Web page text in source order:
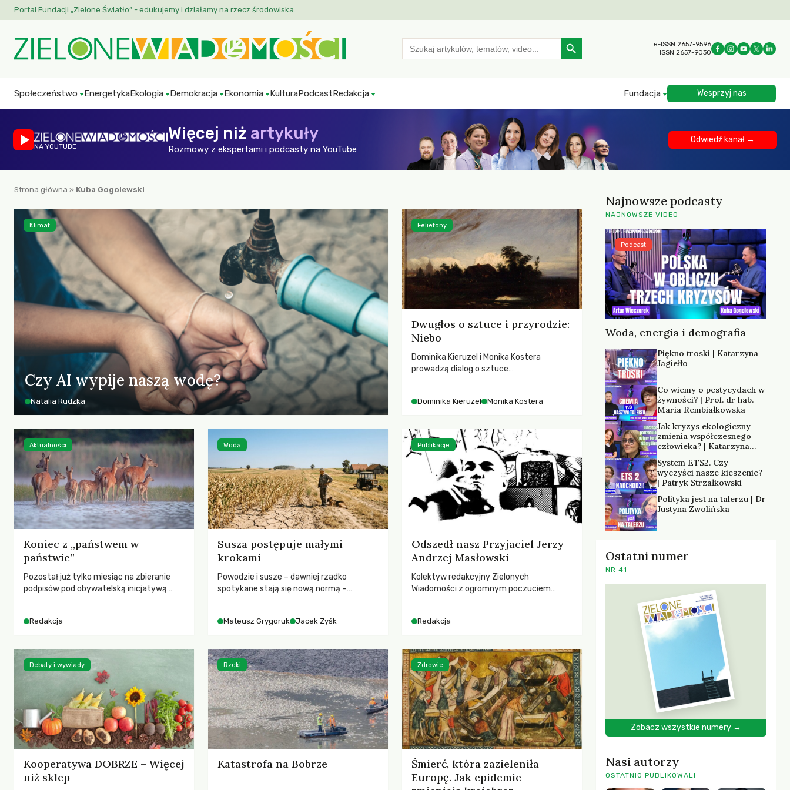
Portal Fundacji „Zielone Światło” - edukujemy i działamy na rzecz środowiska.
Search
for:
Search Button
e-ISSN 2657-9596
ISSN 2657-9030
Społeczeństwo EnergetykaEkologia Demokracja Ekonomia KulturaPodcastRedakcja Fundacja Wesprzyj nas
NA YOUTUBE
Więcej niż artykuły
Rozmowy z ekspertami i podcasty na YouTube
Odwiedź kanał →
Strona główna » Kuba Gogolewski
Czy AI wypije naszą wodę?
Natalia Rudzka
Klimat
Dwugłos o sztuce i przyrodzie:
Niebo
Dominika Kieruzel i Monika Kostera
prowadzą dialog o sztuce
wrażliwość, odczuwanie przestrzeni oraz
Dominika Kieruzel Monika Kostera
Felietony
Koniec z „państwem w
państwie”
Pozostał już tylko miesiąc na zbieranie
podpisów pod obywatelską inicjatywą
pełną mobilizację, ponieważ projekt
rozwiązania dla przyrody i zwierząt,
radykalnie zmieniając dotychczasowy
paradygmat funkcjonowania łowiectwa w
Polsce.
Redakcja
Aktualności
Susza postępuje małymi
krokami
Powodzie i susze – dawniej rzadko
spotykane stają się nową normą –
SGGW.
Mateusz Grygoruk Jacek Zyśk
Woda
Odszedł nasz Przyjaciel Jerzy
Andrzej Masłowski
Kolektyw redakcyjny Zielonych
Wiadomości z ogromnym poczuciem
kochanego Opiekuna, Mecenasa i Mentora.
Redakcja
Publikacje
Kooperatywa DOBRZE – Więcej
niż sklep
Debaty i wywiady
Katastrofa na Bobrze
Rzeki
Śmierć, która zazieleniła
Europę. Jak epidemie
Zdrowie
Najnowsze podcasty
NAJNOWSZE VIDEO
Woda, energia i demografia
Podcast
Piękno troski | Katarzyna
Jagiełło
Co wiemy o pestycydach w
żywności? | Prof. dr hab.
Maria Rembiałkowska
Jak kryzys ekologiczny
zmienia współczesnego
człowieka? | Katarzyna
System ETS2. Czy
wyczyści nasze kieszenie?
| Patryk Strzałkowski
Polityka jest na talerzu | Dr
Justyna Zwolińska
Ostatni numer
NR 41
Zobacz wszystkie numery →
Nasi autorzy
OSTATNIO PUBLIKOWALI